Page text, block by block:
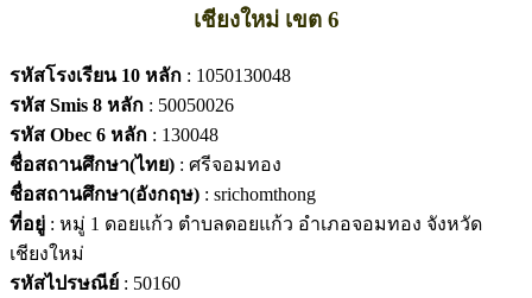
เชียงใหม่ เขต 6
รหัสโรงเรียน 10 หลัก : 1050130048
รหัส Smis 8 หลัก : 50050026
รหัส Obec 6 หลัก : 130048
ชื่อสถานศึกษา(ไทย) : ศรีจอมทอง
ชื่อสถานศึกษา(อังกฤษ) : srichomthong
ที่อยู่ : หมู่ 1 ดอยแก้ว ตำบลดอยแก้ว อำเภอจอมทอง จังหวัด
เชียงใหม่
รหัสไปรษณีย์ : 50160